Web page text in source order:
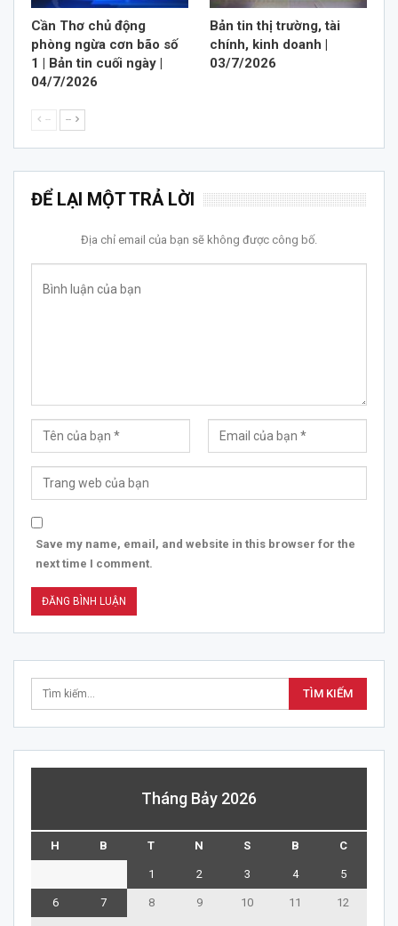
Cần Thơ chủ động
phòng ngừa cơn bão số
1 | Bản tin cuối ngày |
04/7/2026
Bản tin thị trường, tài
chính, kinh doanh |
03/7/2026
-- --
ĐỂ LẠI MỘT TRẢ LỜI
Địa chỉ email của bạn sẽ không được công bố.
Save my name, email, and website in this browser for the
next time I comment.
Tháng Bảy 2026
H B T N S B C
1 2 3 4 5
6 7 8 9 10 11 12